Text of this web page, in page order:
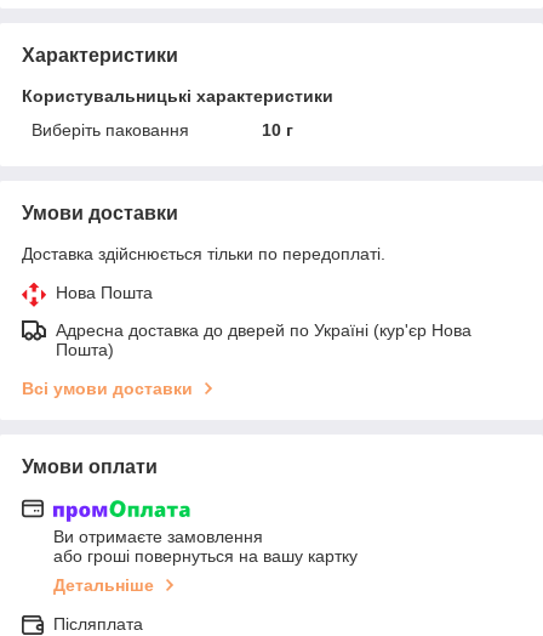
Характеристики
Користувальницькі характеристики
Виберіть паковання
10 г
Умови доставки
Доставка здійснюється тільки по передоплаті.
Нова Пошта
Адресна доставка до дверей по Україні (кур'єр Нова
Пошта)
Всі умови доставки
Умови оплати
Ви отримаєте замовлення
або гроші повернуться на вашу картку
Детальніше
Післяплата